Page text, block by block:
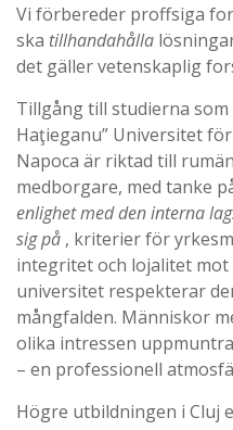
Vi förbereder proffsiga
ska tillhandahålla
det gäller vetenskaplig
Tillgång till studierna
Haţieganu” Universitet
Napoca är riktad till
medborgare, med tanke
enlighet med den interna
sig på , kriterier för
integritet och lojalitet
universitet respekterar
mångfalden. Människor
olika intressen
– en professionell
Högre utbildningen i Cluj